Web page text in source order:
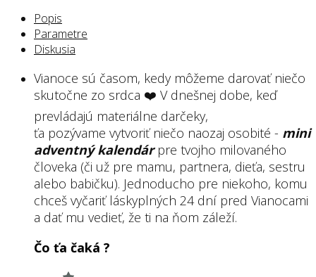
Popis
Parametre
Diskusia
Vianoce sú časom, kedy môžeme darovať niečo
skutočne zo srdca ❤️ V dnešnej dobe, keď
prevládajú materiálne darčeky,
ťa pozývame vytvoriť niečo naozaj osobité - mini
adventný kalendárpre tvojho milovaného
človeka (či už pre mamu, partnera, dieťa, sestru
alebo babičku). Jednoducho pre niekoho, komu
chceš vyčariť láskyplných 24 dní pred Vianocami
a dať mu vedieť, že ti na ňom záleží.
Čo ťa čaká ?